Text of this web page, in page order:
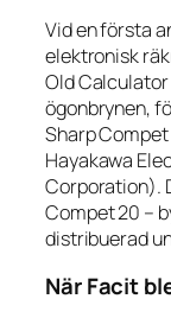
Vid en första
elektronisk
Old
ögonbrynen,
Sharp
Hayakawa
Corporation).
Compet 20 –
distribuerad
När Facit